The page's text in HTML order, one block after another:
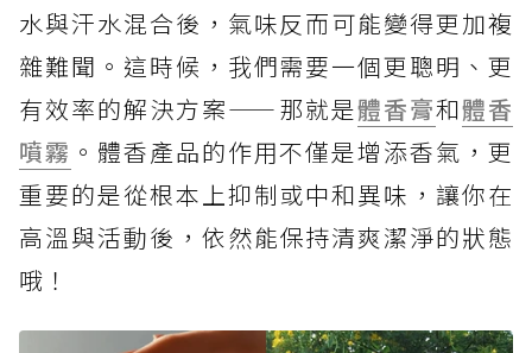
水與汗水混合後，氣味反而可能變得更加複
雜難聞。這時候，我們需要一個更聰明、更
有效率的解決方案——那就是體香膏和體香
噴霧 。體香產品的作用不僅是增添香氣，更
重要的是從根本上抑制或中和異味，讓你在
高溫與活動後，依然能保持清爽潔淨的狀態
哦！